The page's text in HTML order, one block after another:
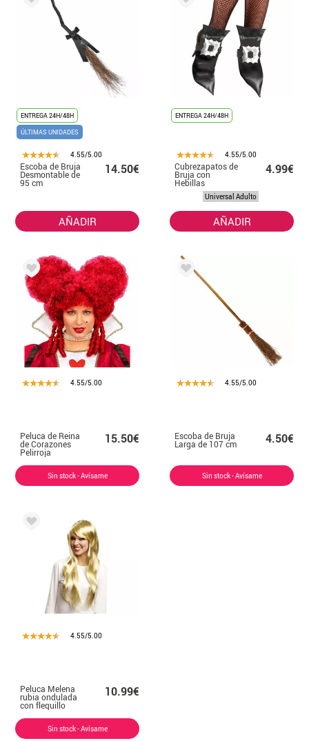
ENTREGA 24H/48H
ÚLTIMAS UNIDADES
4.55/5.00
Escoba de Bruja
Desmontable de
95 cm
14.50€
AÑADIR
ENTREGA 24H/48H
4.55/5.00
Cubrezapatos de
Bruja con
Hebillas
4.99€
Universal Adulto
AÑADIR
4.55/5.00
Peluca de Reina
de Corazones
Pelirroja
15.50€
Sin stock - Avísame
4.55/5.00
Escoba de Bruja
Larga de 107 cm 4.50€
Sin stock - Avísame
4.55/5.00
Peluca Melena
rubia ondulada
con flequillo
10.99€
Sin stock - Avísame